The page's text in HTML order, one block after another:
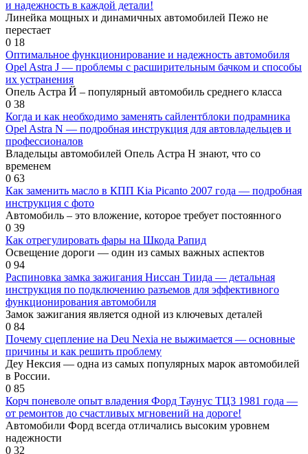
и надежность в каждой детали!
Линейка мощных и динамичных автомобилей Пежо не
перестает
0 18
Оптимальное функционирование и надежность автомобиля
Opel Astra J — проблемы с расширительным бачком и способы
их устранения
Опель Астра Й – популярный автомобиль среднего класса
0 38
Когда и как необходимо заменять сайлентблоки подрамника
Opel Astra N — подробная инструкция для автовладельцев и
профессионалов
Владельцы автомобилей Опель Астра Н знают, что со
временем
0 63
Как заменить масло в КПП Kia Picanto 2007 года — подробная
инструкция с фото
Автомобиль – это вложение, которое требует постоянного
0 39
Как отрегулировать фары на Шкода Рапид
Освещение дороги — один из самых важных аспектов
0 94
Распиновка замка зажигания Ниссан Тиида — детальная
инструкция по подключению разъемов для эффективного
функционирования автомобиля
Замок зажигания является одной из ключевых деталей
0 84
Почему сцепление на Deu Nexia не выжимается — основные
причины и как решить проблему
Деу Нексия — одна из самых популярных марок автомобилей
в России.
0 85
Корч поневоле опыт владения Форд Таунус ТЦ3 1981 года —
от ремонтов до счастливых мгновений на дороге!
Автомобили Форд всегда отличались высоким уровнем
надежности
0 32